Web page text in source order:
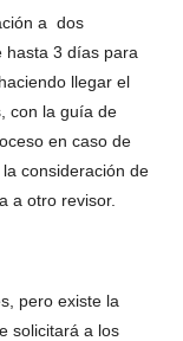
a dos
hasta 3 días para
llegar el
con la guía de
en caso de
consideración de
a otro revisor.
pero existe la
solicitará a los